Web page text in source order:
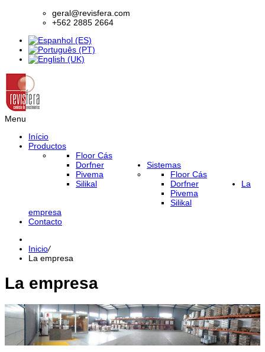
geral@revisfera.com
+562 2885 2664
Menu
Início
Productos
Floor Cás
Dorfner
Pivema
Silikal
Sistemas
Floor Cás
Dorfner
Pivema
Silikal
La
empresa
Contacto
Inicio/
La empresa
La empresa